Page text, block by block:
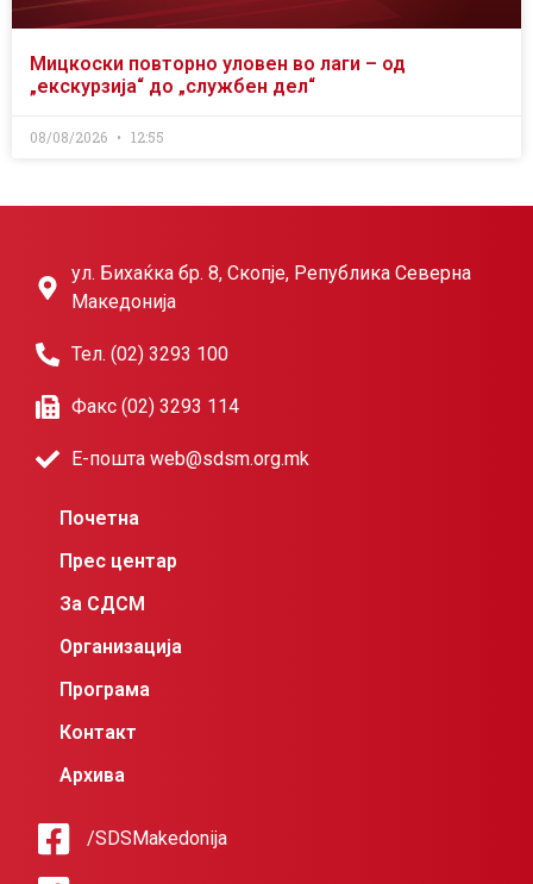
Мицкоски повторно уловен во лаги – од
„екскурзија“ до „службен дел“
08/08/2026 12:55
ул. Бихаќка бр. 8, Скопје, Република Северна
Македонија
Тел. (02) 3293 100
Факс (02) 3293 114
Е-пошта web@sdsm.org.mk
Почетна
Прес центар
За СДСМ
Организација
Програма
Контакт
Архива
/SDSMakedonija